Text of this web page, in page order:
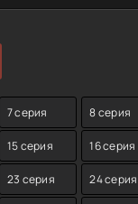
7 серия 8 серия
15 серия 16 серия
23 серия 24 серия